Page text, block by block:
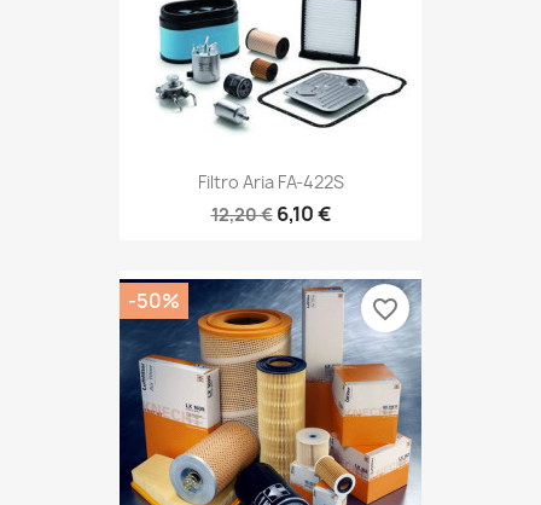
Filtro Aria FA-422S
12,20 € 6,10 €
-50% favorite_border